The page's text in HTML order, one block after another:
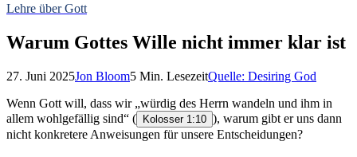
Lehre über Gott
Warum Gottes Wille nicht immer klar ist
27. Juni 2025Jon Bloom5 Min. LesezeitQuelle: Desiring God
Wenn Gott will, dass wir „würdig des Herrn wandeln und ihm in
allem wohlgefällig sind“ ( Kolosser 1:10 ), warum gibt er uns dann
nicht konkretere Anweisungen für unsere Entscheidungen?